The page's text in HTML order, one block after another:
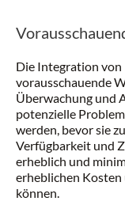
Die Integration von
vorausschauende
Überwachung und
potenzielle
werden, bevor sie
Verfügbarkeit und
erheblich und
erheblichen
können.